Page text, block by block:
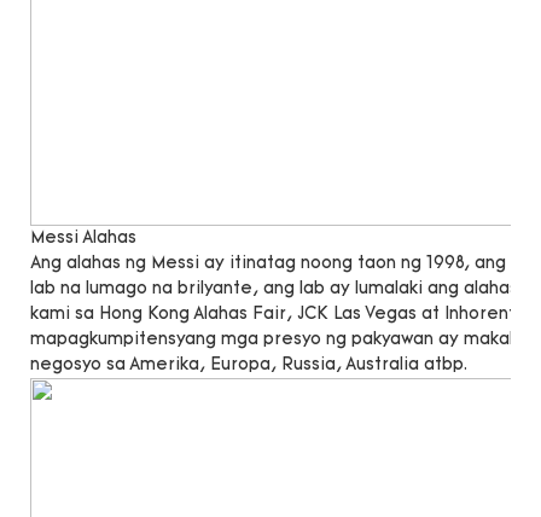
Messi Alahas
Ang alahas ng Messi ay itinatag noong taon ng 1998, ang
lab na lumago na brilyante, ang lab ay lumalaki ang alahas
kami sa Hong Kong Alahas Fair, JCK Las Vegas at
mapagkumpitensyang mga presyo ng pakyawan ay
negosyo sa Amerika, Europa, Russia, Australia atbp.